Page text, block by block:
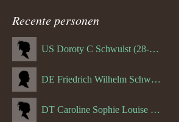
Recente personen
US Doroty C Schwulst (28-12-1919)
DE Friedrich Wilhelm Schwulst
DT Caroline Sophie Louise Schreuder born Schwulst (13-05-1866)